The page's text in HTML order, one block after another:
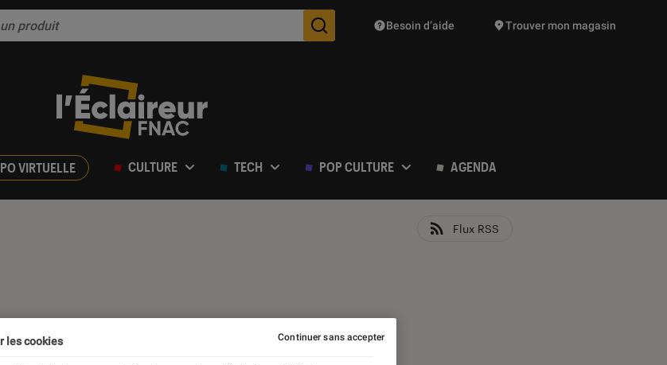
Des suggestions de produits vont vous être proposées
Besoin d’aide Trouver mon magasin
VIRTUELLE CULTURE TECH POP CULTURE AGENDA
Flux RSS
les cookies Continuer sans accepter